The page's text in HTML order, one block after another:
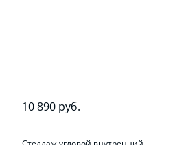
10 890 руб.